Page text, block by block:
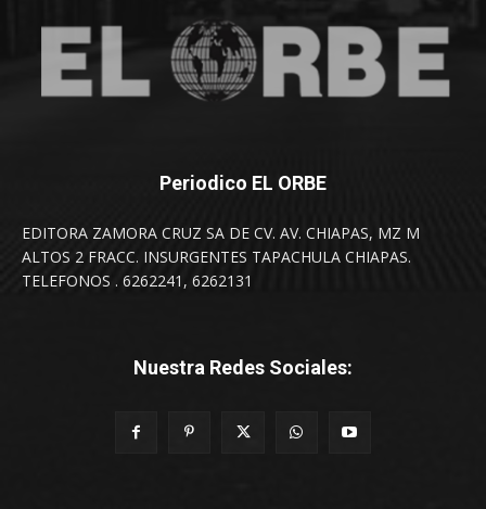
Periodico EL ORBE
EDITORA ZAMORA CRUZ SA DE CV. AV. CHIAPAS, MZ M
ALTOS 2 FRACC. INSURGENTES TAPACHULA CHIAPAS.
TELEFONOS . 6262241, 6262131
Nuestra Redes Sociales: